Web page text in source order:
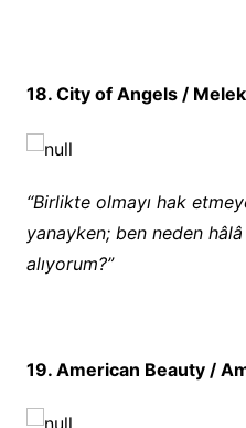
18. City of Angels /
“Birlikte olmayı hak
yanayken; ben neden
alıyorum?”
19. American Beauty /